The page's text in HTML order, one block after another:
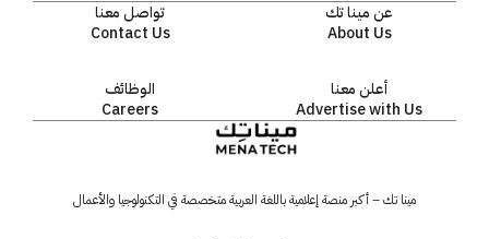
عن مينا تك
About Us
تواصل معنا
Contact Us
أعلن معنا
Advertise with Us
الوظائف
Careers
مينا تك – أكبر منصة إعلامية باللغة العربية متخصصة في التكنولوجيا والأعمال